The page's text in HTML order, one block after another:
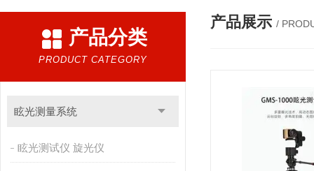
产品分类
PRODUCT CATEGORY
眩光测量系统
眩光测试仪 旋光仪
产品展示 /